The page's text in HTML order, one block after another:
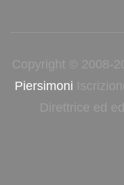
Copyright © 2008-
Piersimoni
Direttrice ed